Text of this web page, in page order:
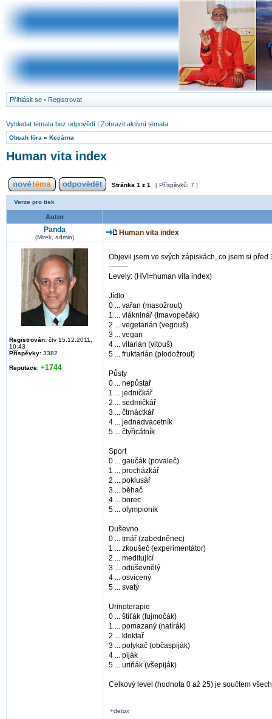
Přihlásit se • Registrovat
Vyhledat témata bez odpovědí | Zobrazit aktivní témata
Obsah fóra » Kecárna
Human vita index
Stránka 1 z 1 [ Příspěvků: 7 ]
Verze pro tisk
Autor
Panda
(Mirek, admin)
Human vita index
Registrován: čtv 15.12.2011,
10:43
Příspěvky: 3382
Reputace: +1744
Objevil jsem ve svých zápiskách, co jsem si
--------
Levely: (HVI=human vita index)
Jídlo
0 ... vařan (masožrout)
1 ... vlákninář (tmavopečák)
2 ... vegetarián (vegouš)
3 ... vegan
4 ... vitarián (vitouš)
5 ... fruktarián (plodožrout)
Půsty
0 ... nepůstař
1 ... jedničkář
2 ... sedmičkář
3 ... čtrnáctkář
4 ... jednadvacetník
5 ... čtyřicátník
Sport
0 ... gaučák (povaleč)
1 ... procházkář
2 ... poklusář
3 ... běhač
4 ... borec
5 ... olympionik
Duševno
0 ... tmář (zabedněnec)
1 ... zkoušeč (experimentátor)
2 ... meditující
3 ... oduševnělý
4 ... osvícený
5 ... svatý
Urinoterapie
0 ... štíťák (fujmočák)
1 ... pomazaný (natírák)
2 ... kloktař
3 ... polykač (občaspiják)
4 ... piják
5 ... uriňák (všepiják)
Celkový level (hodnota 0 až 25) je součtem
+detox